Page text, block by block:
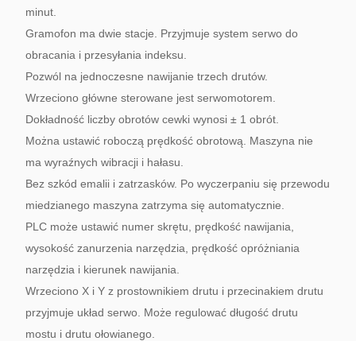
minut.
Gramofon ma dwie stacje.
Przyjmuje system serwo do
obracania i przesyłania indeksu.
Pozwól na jednoczesne nawijanie trzech drutów.
Wrzeciono główne sterowane jest serwomotorem.
Dokładność liczby obrotów cewki wynosi ± 1 obrót.
Można ustawić roboczą prędkość obrotową.
Maszyna nie
ma wyraźnych wibracji i hałasu.
Bez szkód emalii i zatrzasków. Po wyczerpaniu się przewodu
miedzianego maszyna zatrzyma się automatycznie.
PLC może ustawić numer skrętu, prędkość nawijania,
wysokość zanurzenia narzędzia, prędkość opróżniania
narzędzia i kierunek nawijania.
Wrzeciono X i Y z prostownikiem drutu i przecinakiem drutu
przyjmuje układ serwo. Może regulować długość drutu
mostu i drutu ołowianego.